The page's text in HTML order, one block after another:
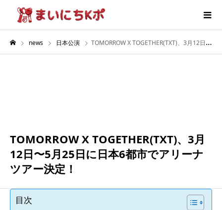
news 日本公演 TOMORROW X TOGETHER(TXT)、3月12日〜5月25日に日本6都市でアリーナツアー決定！
TOMORROW X TOGETHER(TXT)、3月
12日〜5月25日に日本6都市でアリーナ
ツアー決定！
目次